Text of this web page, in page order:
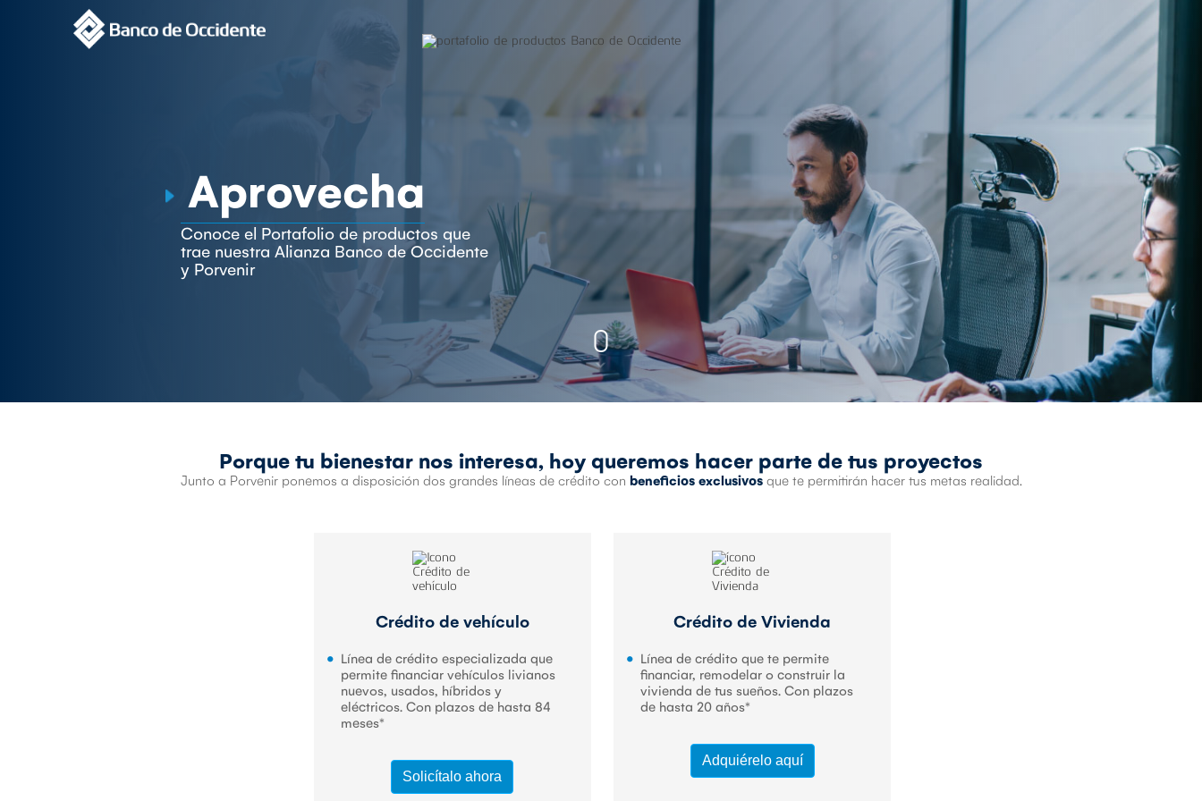
Aprovecha
Conoce el Portafolio de productos que
trae nuestra Alianza Banco de Occidente
y Porvenir
Porque tu bienestar nos interesa, hoy queremos hacer parte de tus proyectos
Junto a Porvenir ponemos a disposición dos grandes líneas de crédito con beneficios exclusivosque te permitirán hacer tus metas realidad.
Crédito de vehículo
Línea de crédito especializada que
permite financiar vehículos livianos
nuevos, usados, híbridos y
eléctricos. Con plazos de hasta 84
meses*
Solicítalo ahora
Crédito de Vivienda
Línea de crédito que te permite
financiar, remodelar o construir la
vivienda de tus sueños. Con plazos
de hasta 20 años*
Adquiérelo aquí